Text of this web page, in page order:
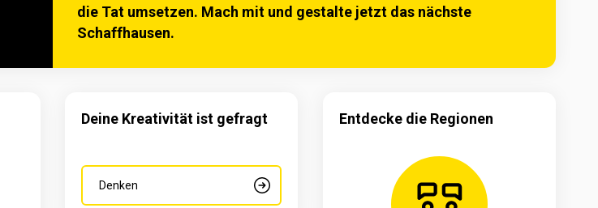
die Tat umsetzen. Mach mit und gestalte jetzt das nächste
Schaffhausen.
Entdecke die Regionen
Deine Kreativität ist gefragt
Denken